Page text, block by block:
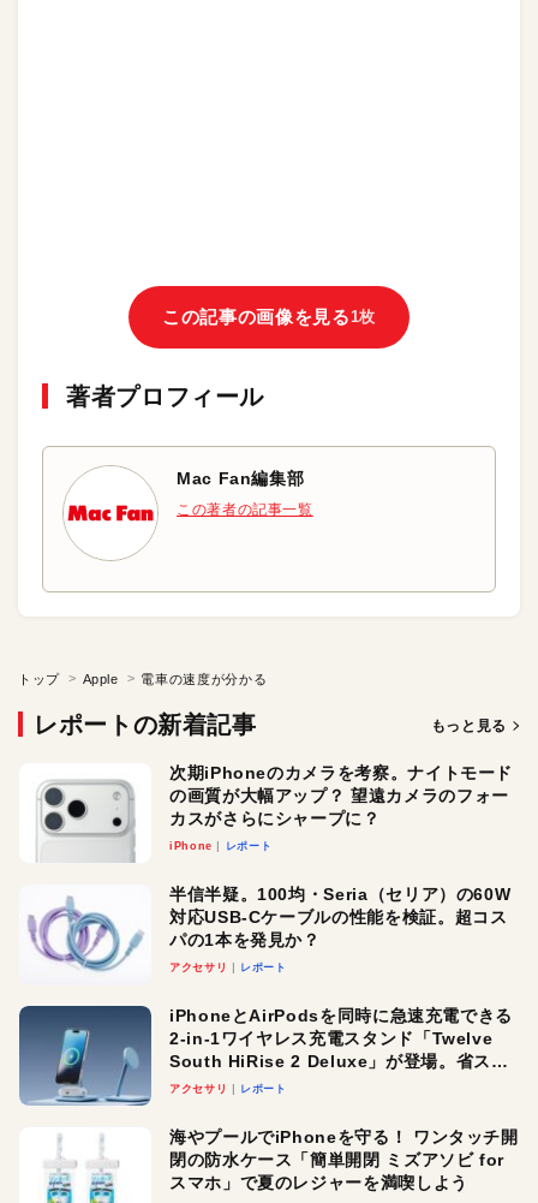
この記事の画像を見る1枚
著者プロフィール
Mac Fan編集部
この著者の記事一覧
トップ Apple 電車の速度が分かる
レポートの新着記事 もっと見る
次期iPhoneのカメラを考察。ナイトモード
の画質が大幅アップ？ 望遠カメラのフォー
カスがさらにシャープに？
iPhone レポート
半信半疑。100均・Seria（セリア）の60W
対応USB-Cケーブルの性能を検証。超コス
パの1本を発見か？
アクセサリ レポート
iPhoneとAirPodsを同時に急速充電できる
2-in-1ワイヤレス充電スタンド「Twelve
South HiRise 2 Deluxe」が登場。省スペ
ースでおしゃれに充電したい人にオスス
アクセサリ レポート
海やプールでiPhoneを守る！ ワンタッチ開
閉の防水ケース「簡単開閉 ミズアソビ for
スマホ」で夏のレジャーを満喫しよう